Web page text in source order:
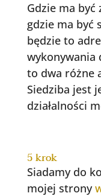
Gdzie ma być
gdzie ma być
będzie to
wykonywania
to dwa różne
Siedziba jest
działalności
5 krok
Siadamy do
mojej strony